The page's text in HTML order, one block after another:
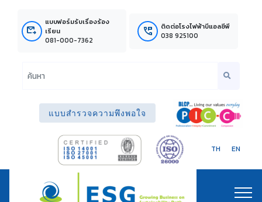
outgoing_mail
แบบฟอร์มรับเรื่องร้อง
เรียน
081-000-7362
perm_phone_msg
ติดต่อโรงไฟฟ้าบีแอลซีพี
038 925100
แบบสำรวจความพึงพอใจ
TH EN